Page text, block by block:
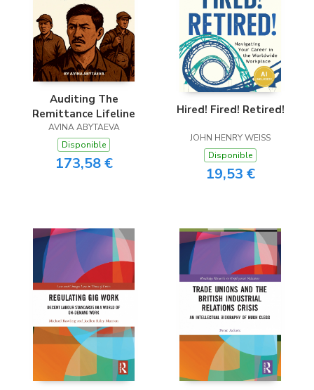
Auditing The
Remittance Lifeline
AVINA ABYTAEVA
Disponible
173,58 €
Hired! Fired! Retired!
JOHN HENRY WEISS
Disponible
19,53 €